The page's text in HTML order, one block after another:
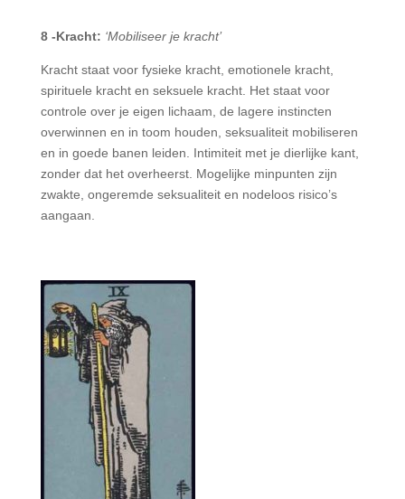
8 -Kracht: ‘Mobiliseer je kracht’
Kracht staat voor fysieke kracht, emotionele kracht,
spirituele kracht en seksuele kracht. Het staat voor
controle over je eigen lichaam, de lagere instincten
overwinnen en in toom houden, seksualiteit mobiliseren
en in goede banen leiden. Intimiteit met je dierlijke kant,
zonder dat het overheerst. Mogelijke minpunten zijn
zwakte, ongeremde seksualiteit en nodeloos risico’s
aangaan.